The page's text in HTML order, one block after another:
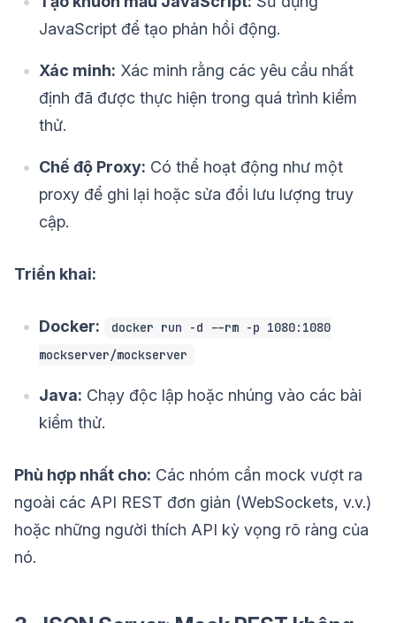
JavaScript để tạo phản hồi động.
Xác minh: Xác minh rằng các yêu cầu nhất
định đã được thực hiện trong quá trình kiểm
thử.
Chế độ Proxy: Có thể hoạt động như một
proxy để ghi lại hoặc sửa đổi lưu lượng truy
cập.
Triển khai:
Docker:
docker run -d --rm -p 1080:1080
mockserver/mockserver
Java: Chạy độc lập hoặc nhúng vào các bài
kiểm thử.
Phù hợp nhất cho: Các nhóm cần mock vượt ra
ngoài các API REST đơn giản (WebSockets, v.v.)
hoặc những người thích API kỳ vọng rõ ràng của
nó.